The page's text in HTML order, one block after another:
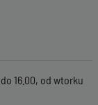
16.00, od wtorku